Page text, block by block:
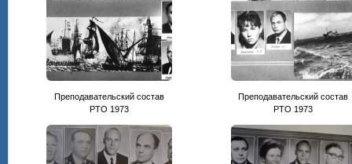
Преподавательский состав
РТО 1973
Преподавательский состав
РТО 1973